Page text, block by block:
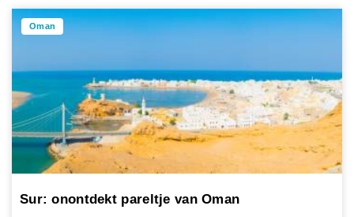
Oman
Sur: onontdekt pareltje van Oman